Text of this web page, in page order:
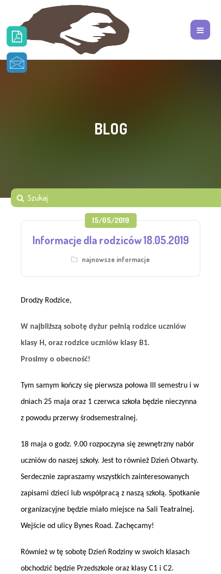
BLOG
15/05/2019
Informacje dla rodziców 18.05.2019
najnowsze informacje
Drodzy Rodzice,
W najbliższą sobotę dyżur pełnią rodzice uczniów
klasy H, oraz rodzice uczniów klasy B1.
Prosimy o obecność!
Tym samym kończy się pierwsza połowa III semestru i w
dniach 25 maja oraz 1 czerwca szkoła będzie nieczynna
z powodu przerwy środsemestralnej.
18 maja o godz. 9.00 rozpoczyna się zewnętrzny nabór
uczniów do naszej szkoły. Jest to również Dzień Otwarty.
Serdecznie zapraszamy wszystkich zainteresowanych
zapisami dzieci lub współpracą z naszą szkołą. Spotkanie
organizacyjne będzie miało miejsce na Sali Teatralnej.
Wejście od ulicy Bynes Road. Zachęcamy!
Również w tę sobotę Dzień Rodziny w swoich klasach
obchodzić będzie Przedszkole oraz klasy C1 i C2.